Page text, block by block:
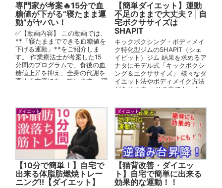
専門家が考案🔥15分で血
糖値が下がる“寝たまま運
動”がヤバい！
✅【動画内容】 この動画では、
**「寝たままでできる血糖値を
下げる運動」**をご紹介しま
す。 作業療法士が考案した15
分間のプログラムで、食後の血
糖値上昇を抑え、全身の代謝を
高める内容になっています。 寝
【簡単ダイエット】運動
不足のままで大丈夫？│自
宅ボクササイズは
SHAPIT
キックボクシング・ボディメイ
ク特化型ジムのSHAPIT（シェ
イピット）ジム 結果を求めるア
ナタにモデル式「キックボクシ
ング＆エクササイズ」 様々なダ
イエット法やボディメイク方法
があります。 その中でも、キッ
ダイエット
【10分で簡単！】自宅で
出来る体脂肪燃焼トレー
ニング!!【ダイエット】
ダイエット
【猫背改善・ダイエッ
ト】自宅で簡単に出来る
効果的な運動！！